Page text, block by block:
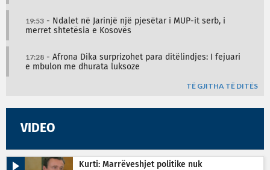
19:53 - Ndalet në Jarinjë një pjesëtar i MUP-it serb, i
merret shtetësia e Kosovës
17:28 - Afrona Dika surprizohet para ditëlindjes: I fejuari
e mbulon me dhurata luksoze
TË GJITHA TË DITËS
VIDEO
Kurti: Marrëveshjet politike nuk